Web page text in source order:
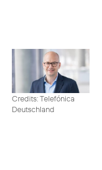
Credits: Telefónica
Deutschland